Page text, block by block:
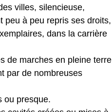
villes, silencieuse,
peu à peu repris ses droits,
dans la carrière
de marches en pleine terre
par de nombreuses
ou presque.